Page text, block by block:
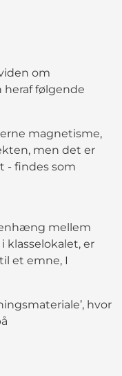
om
følgende
magnetisme,
men det er
- findes som
mellem
er
et emne, I
hvor